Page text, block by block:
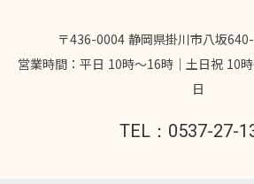
〒436-0004 静岡県掛川市八坂
営業時間：平日 10時～16時｜土日祝 10
日
TEL：0537-27-